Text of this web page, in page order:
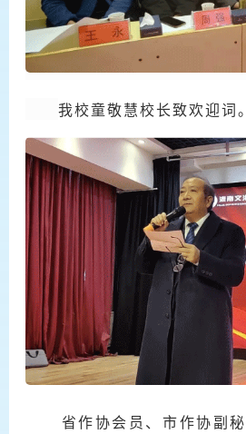
我校童敬慧校长致欢迎词。
省作协会员、市作协副